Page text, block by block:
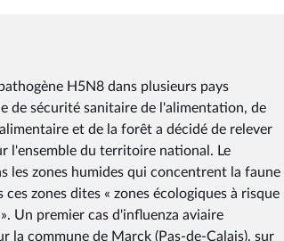
H5N8 dans plusieurs pays
de sécurité sanitaire de l'alimentation, de
et de la forêt a décidé de relever
l'ensemble du territoire national. Le
les zones humides qui concentrent la faune
zones dites « zones écologiques à risque
Un premier cas d'influenza aviaire
la commune de Marck (Pas-de-Calais), sur